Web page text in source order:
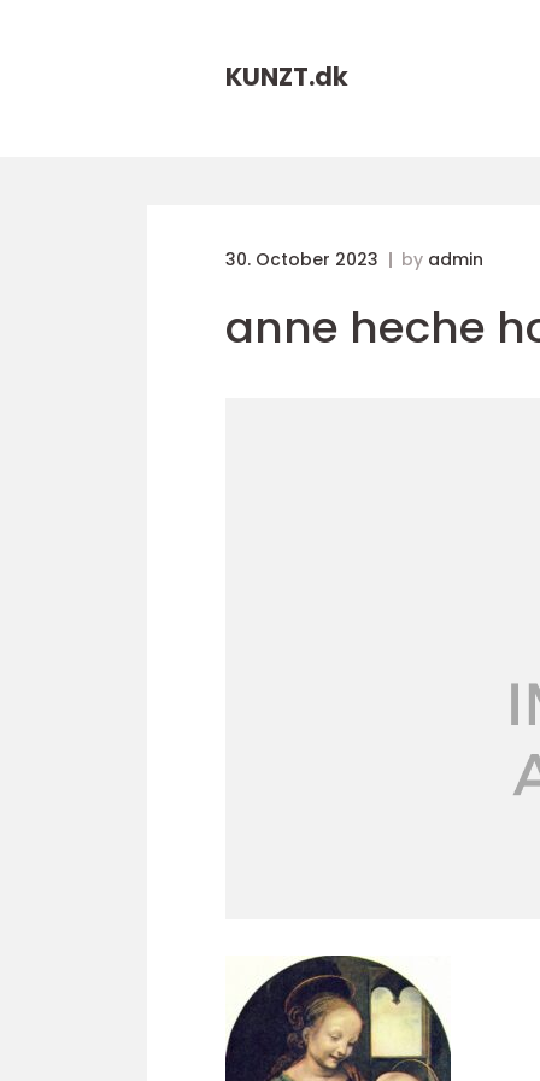
KUNZT.dk
30. October 2023 by admin
anne heche